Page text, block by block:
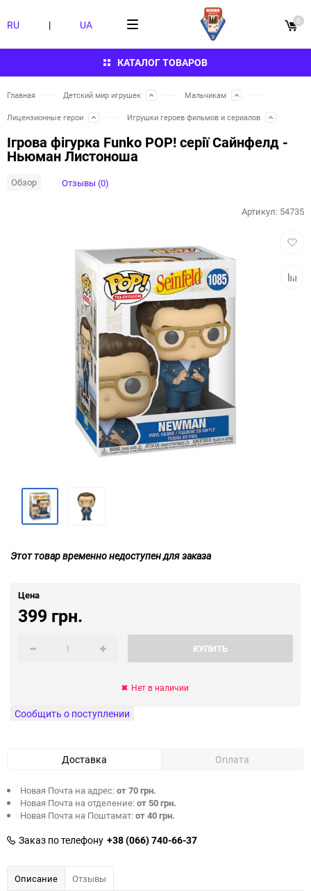
КАТАЛОГ ТОВАРОВ
RU | UA 0
Главная Детский мир игрушек Мальчикам
Лицензионные герои Игрушки героев фильмов и сериалов
Ігрова фігурка Funko POP! серії Сайнфелд -
Ньюман Листоноша
Обзор Отзывы (0)
Артикул: 54735
Этот товар временно недоступен для заказа
Цена
399 грн.
КУПИТЬ
Нет в наличии
Сообщить о поступлении
Доставка Оплата
Новая Почта на адрес:от 70 грн.
Новая Почта на отделение:от 50 грн.
Новая Почта на Поштамат:от 40 грн.
Заказ по телефону +38 (066) 740-66-37
Описание Отзывы